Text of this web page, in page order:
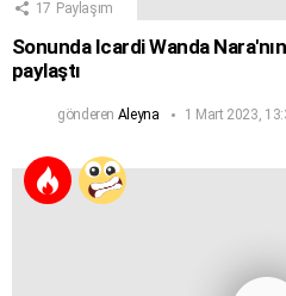
17 Paylaşım
Sonunda Icardi Wanda
paylaştı
gönderen Aleyna 1 Mart 2023,